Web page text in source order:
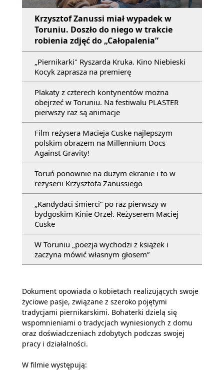
Krzysztof Zanussi miał wypadek w
Toruniu. Doszło do niego w trakcie
robienia zdjęć do „Całopalenia”
„Piernikarki" Ryszarda Kruka. Kino Niebieski
Kocyk zaprasza na premierę
Plakaty z czterech kontynentów można
obejrzeć w Toruniu. Na festiwalu PLASTER
pierwszy raz są animacje
Film reżysera Macieja Cuske najlepszym
polskim obrazem na Millennium Docs
Against Gravity!
Toruń ponownie na dużym ekranie i to w
reżyserii Krzysztofa Zanussiego
„Kandydaci śmierci” po raz pierwszy w
bydgoskim Kinie Orzeł. Reżyserem Maciej
Cuske
W Toruniu „poezja wychodzi z książek i
zaczyna mówić własnym głosem”
Dokument opowiada o kobietach realizujących swoje
życiowe pasje, związane z szeroko pojętymi
tradycjami piernikarskimi. Bohaterki dzielą się
wspomnieniami o tradycjach wyniesionych z domu
oraz doświadczeniach zdobytych podczas swojej
pracy i działalności.
W filmie występują: